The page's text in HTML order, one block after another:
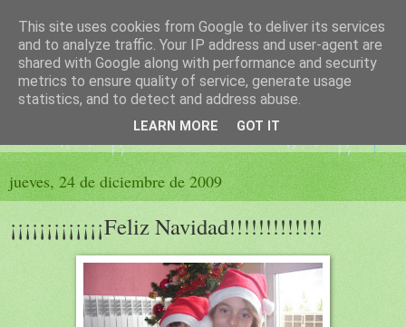
El sueño de las palabras
PÁGINA LITERARIA DE FELISA MORENO
jueves, 24 de diciembre de 2009
¡¡¡¡¡¡¡¡¡¡¡¡¡Feliz Navidad!!!!!!!!!!!!!
This site uses cookies from Google to deliver its services
and to analyze traffic. Your IP address and user-agent are
shared with Google along with performance and security
metrics to ensure quality of service, generate usage
statistics, and to detect and address abuse.
LEARN MORE GOT IT